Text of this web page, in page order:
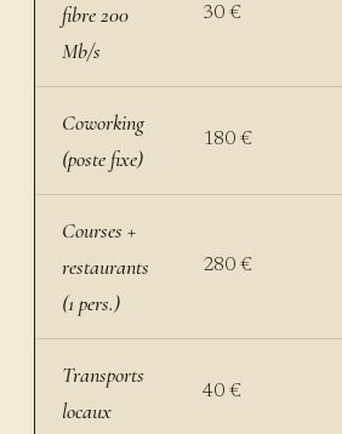
fibre 200
Mb/s
30 €
Coworking
(poste fixe)
180 €
Courses +
restaurants
(1 pers.)
280 €
Transports
locaux
40 €